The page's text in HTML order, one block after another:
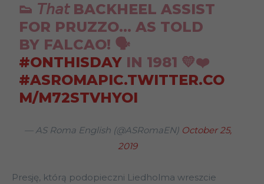
👟 𝘛𝘩𝘢𝘵 BACKHEEL ASSIST
FOR PRUZZO… AS TOLD
BY FALCAO! 🗣
#ONTHISDAYIN 1981 💛❤️
#ASROMAPIC.TWITTER.CO
M/M72STVHYOI
— AS Roma English (@ASRomaEN) October 25,
2019
Presję, którą podopieczni Liedholma wreszcie